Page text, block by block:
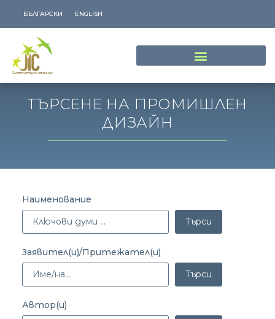
БЪЛГАРСКИ ENGLISH
ТЪРСЕНЕ НА ПРОМИШЛЕН
ДИЗАЙН
Наименование
Търси
Заявител(и)/Притежател(и)
Търси
Автор(и)